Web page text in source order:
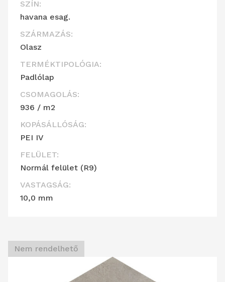
SZÍN:
havana esag.
SZÁRMAZÁS:
Olasz
TERMÉKTIPOLÓGIA:
Padlólap
CSOMAGOLÁS:
936 / m2
KOPÁSÁLLÓSÁG:
PEI IV
FELÜLET:
Normál felület (R9)
VASTAGSÁG:
10,0 mm
Nem rendelhető